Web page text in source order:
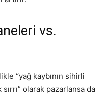
vs.
“yağ kaybının sihirli
olarak pazarlansa da